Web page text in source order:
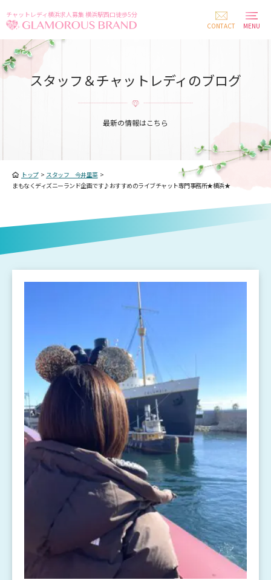
チャットレディ横浜求人募集 横浜駅西口徒歩5分
CONTACT
MENU
スタッフ＆チャットレディのブログ
最新の情報はこちら
トップ> スタッフ 今井里菜>
まもなくディズニーランド企画です♪おすすめのライブチャット専門事務所★横浜★